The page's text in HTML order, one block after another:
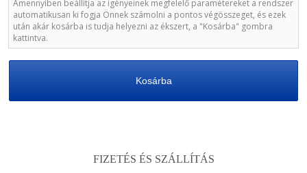
Amennyiben beállítja az igényeinek megfelelő paramétereket a rendszer
automatikusan ki fogja Önnek számolni a pontos végösszeget, és ezek
után akár kosárba is tudja helyezni az ékszert, a "Kosárba" gombra
kattintva.
Kosárba
FIZETÉS ÉS SZÁLLÍTÁS